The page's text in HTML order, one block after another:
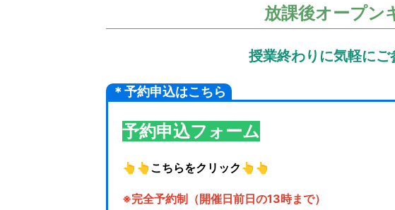
放課後オープン
授業終わりに気軽にご
＊予約申込はこちら
予約申込フォーム
👆👆 こちらをクリック 👆👆
※完全予約制（開催日前日の13時まで）